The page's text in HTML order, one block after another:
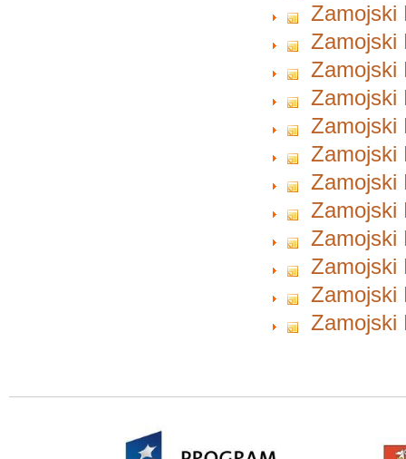
Zamojski
Zamojski
Zamojski
Zamojski
Zamojski
Zamojski
Zamojski
Zamojski
Zamojski
Zamojski
Zamojski
Zamojski